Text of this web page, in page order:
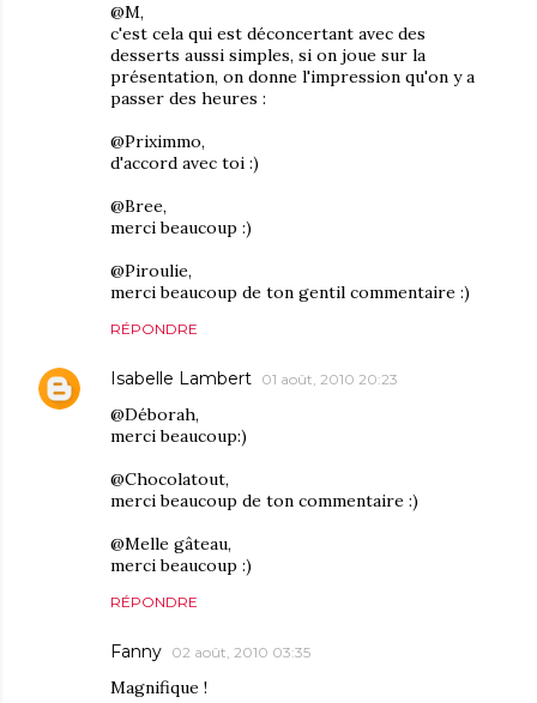
@M,
c'est cela qui est déconcertant avec des
desserts aussi simples, si on joue sur la
présentation, on donne l'impression qu'on y a
passer des heures :
@Priximmo,
d'accord avec toi :)
@Bree,
merci beaucoup :)
@Piroulie,
merci beaucoup de ton gentil commentaire :)
RÉPONDRE
Isabelle Lambert 01 août, 2010 20:23
@Déborah,
merci beaucoup:)
@Chocolatout,
merci beaucoup de ton commentaire :)
@Melle gâteau,
merci beaucoup :)
RÉPONDRE
Fanny 02 août, 2010 03:35
Magnifique !